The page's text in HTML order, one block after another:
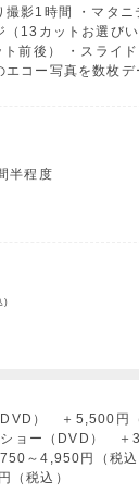
影1時間 ・マタニ
（13カットお選び
前後） ・スライ
エコー写真を数枚デ
半程度
)
DVD） ＋5,500円
ショー（DVD） ＋
～4,950円（税込
（税込）